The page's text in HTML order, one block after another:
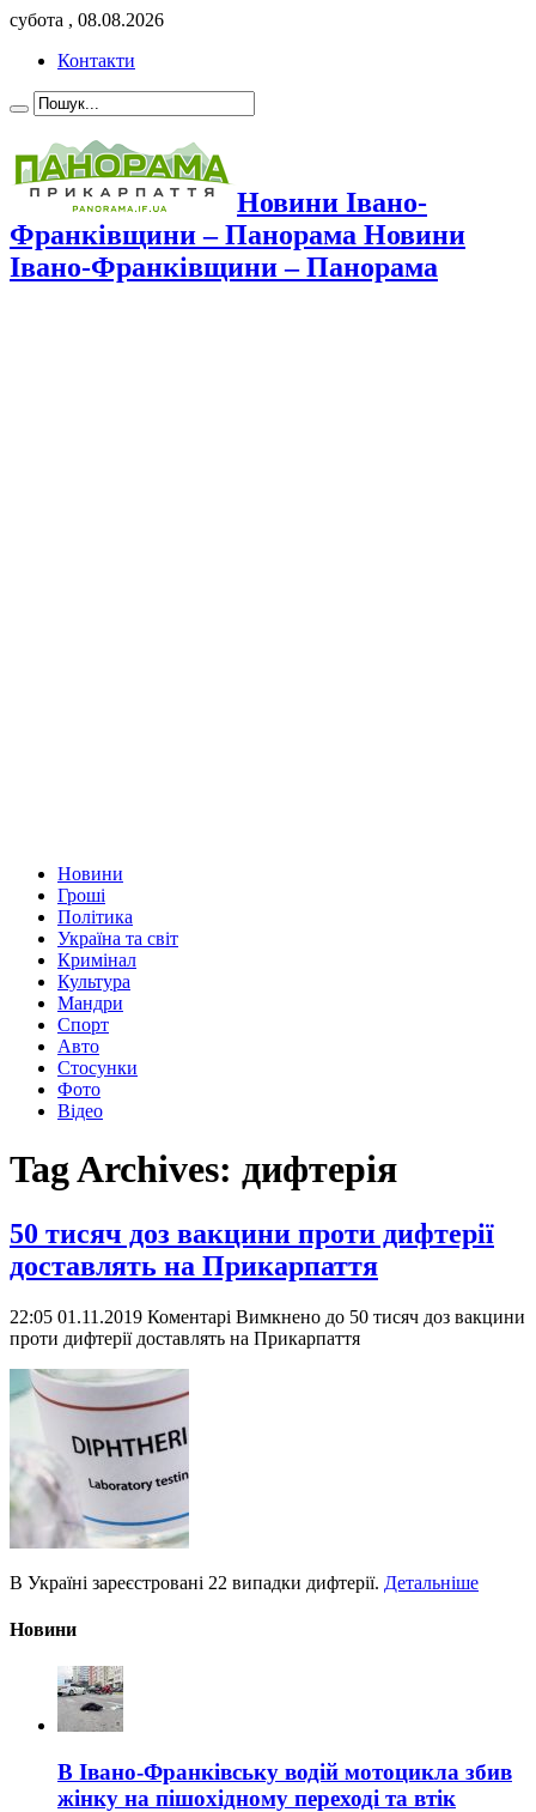
субота , 08.08.2026
Контакти
Новини Івано-
Франківщини – Панорама Новини
Івано-Франківщини – Панорама
Новини
Гроші
Політика
Україна та світ
Кримінал
Культура
Мандри
Спорт
Авто
Стосунки
Фото
Відео
Tag Archives: дифтерія
50 тисяч доз вакцини проти дифтерії
доставлять на Прикарпаття
22:05 01.11.2019 Коментарі Вимкнено до 50 тисяч доз вакцини
проти дифтерії доставлять на Прикарпаття
В Україні зареєстровані 22 випадки дифтерії. Детальніше
Новини
В Івано-Франківську водій мотоцикла збив
жінку на пішохідному переході та втік